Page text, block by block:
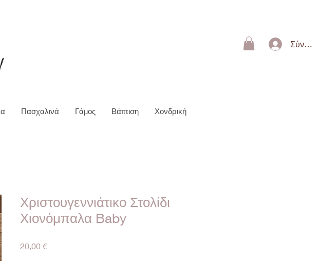
Πασχαλινά Γάμος Βάπτιση Χονδρική
Χριστουγεννιάτικο Στολίδι
Χιονόμπαλα Baby
20,00 €Τιμή